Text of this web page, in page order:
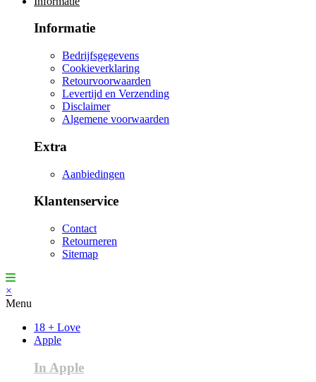
Informatie
Bedrijfsgegevens
Cookieverklaring
Retourvoorwaarden
Levertijd en Verzending
Disclaimer
Algemene voorwaarden
Extra
Aanbiedingen
Klantenservice
Contact
Retourneren
Sitemap
×
Menu
18 + Love
Apple
In Apple